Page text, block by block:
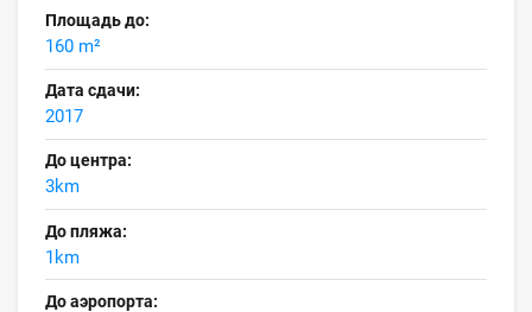
Площадь до:
160 m²
Дата сдачи:
2017
До центра:
3km
До пляжа:
1km
До аэропорта: